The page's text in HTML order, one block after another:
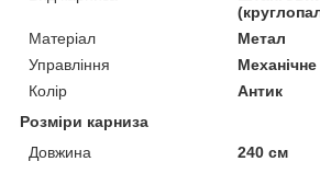
Матеріал
Метал
Управління
Колір
Антик
Розміри карниза
Довжина
240 см